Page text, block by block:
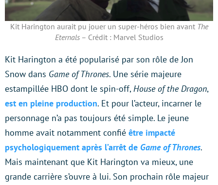
Kit Harington aurait pu jouer un super-héros bien avantThe
Eternals– Crédit : Marvel Studios
Kit Harington a été popularisé par son rôle de Jon
Snow dans Game of Thrones. Une série majeure
estampillée HBO dont le spin-off,House of the Dragon,
est en pleine production. Et pour l’acteur, incarner le
personnage n’a pas toujours été simple. Le jeune
homme avait notamment confié être impacté
psychologiquement après l’arrêt de Game of Thrones.
Mais maintenant que Kit Harington va mieux, une
grande carrière s’ouvre à lui. Son prochain rôle majeur